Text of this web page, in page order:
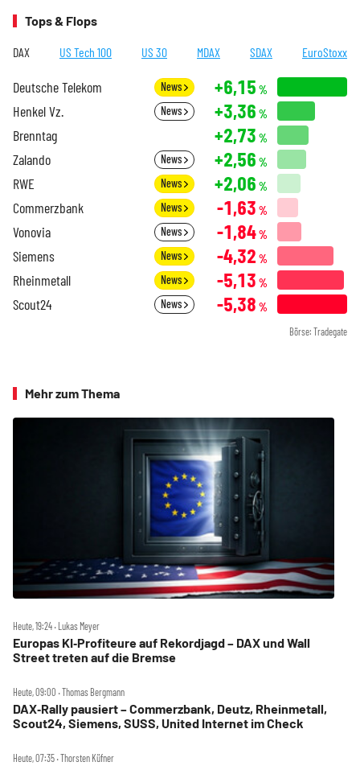
Tops & Flops
DAX US Tech 100 US 30 MDAX SDAX EuroStoxx
Deutsche Telekom News +6,15 %
Henkel Vz. News +3,36 %
Brenntag +2,73 %
Zalando News +2,56 %
RWE News +2,06 %
Commerzbank News -1,63 %
Vonovia News -1,84%
Siemens News -4,32 %
Rheinmetall News -5,13 %
Scout24 News -5,38 %
Börse: Tradegate
Mehr zum Thema
Heute, 19:24 ‧ Lukas Meyer
Europas KI‑Profiteure auf Rekordjagd – DAX und Wall
Street treten auf die Bremse
Heute, 09:00 ‧ Thomas Bergmann
DAX‑Rally pausiert – Commerzbank, Deutz, Rheinmetall,
Scout24, Siemens, SUSS, United Internet im Check
Heute, 07:35 ‧ Thorsten Küfner